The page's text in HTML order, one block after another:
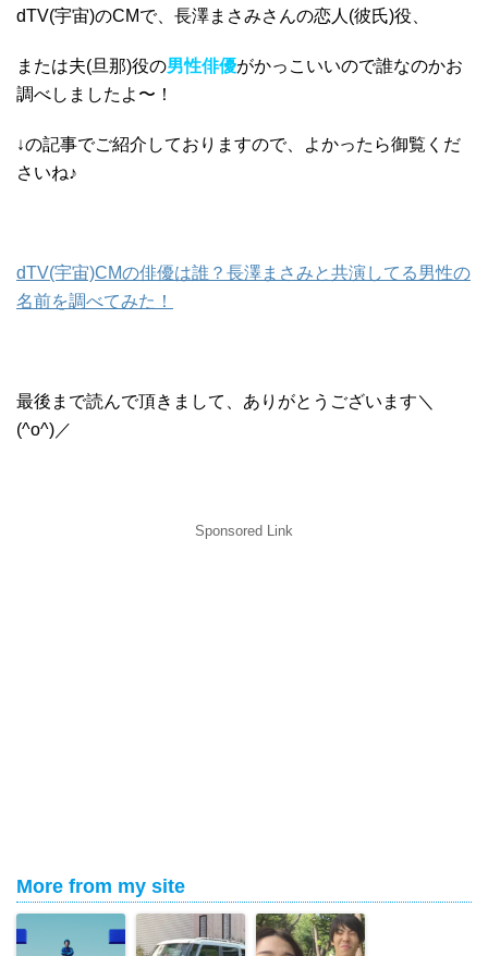
dTV(宇宙)のCMで、長澤まさみさんの恋人(彼氏)役、
または夫(旦那)役の男性俳優がかっこいいので誰なのかお
調べしましたよ〜！
↓の記事でご紹介しておりますので、よかったら御覧くだ
さいね♪
dTV(宇宙)CMの俳優は誰？長澤まさみと共演してる男性の
名前を調べてみた！
最後まで読んで頂きまして、ありがとうございます＼
(^o^)／
Sponsored Link
More from my site